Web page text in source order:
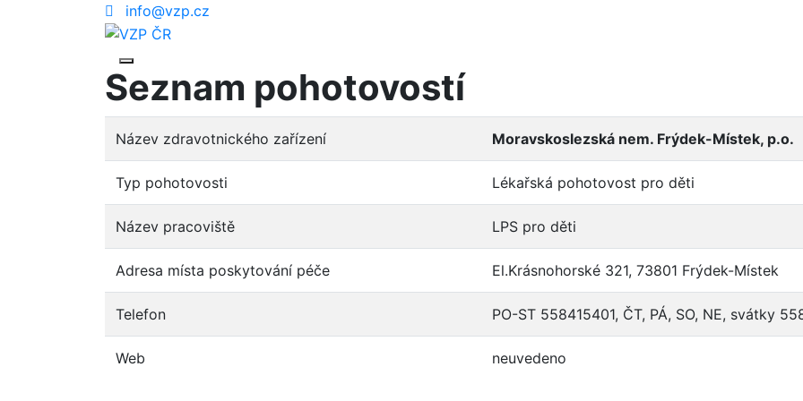
info@vzp.cz
Seznam pohotovostí
Název zdravotnického zařízení Moravskoslezská nem. Frýdek-Místek, p.o.
Typ pohotovosti Lékařská pohotovost pro děti
Název pracoviště LPS pro děti
Adresa místa poskytování péče El.Krásnohorské 321, 73801 Frýdek-Místek
Telefon PO-ST 558415401, ČT, PÁ, SO, NE, svátky
Web neuvedeno